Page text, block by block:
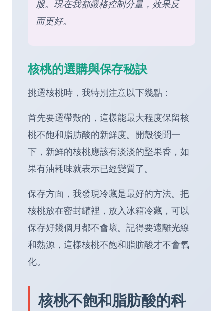
服。現在我都嚴格控制分量，效果反
而更好。
核桃的選購與保存秘訣
挑選核桃時，我特別注意以下幾點：
首先要選帶殼的，這樣能最大程度保留核
桃不飽和脂肪酸的新鮮度。開殼後聞一
下，新鮮的核桃應該有淡淡的堅果香，如
果有油耗味就表示已經變質了。
保存方面，我發現冷藏是最好的方法。把
核桃放在密封罐裡，放入冰箱冷藏，可以
保存好幾個月都不會壞。記得要遠離光線
和熱源，這樣核桃不飽和脂肪酸才不會氧
化。
核桃不飽和脂肪酸的科